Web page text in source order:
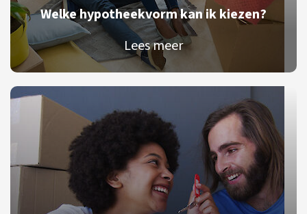
Welke hypotheekvorm kan ik kiezen?
Lees meer